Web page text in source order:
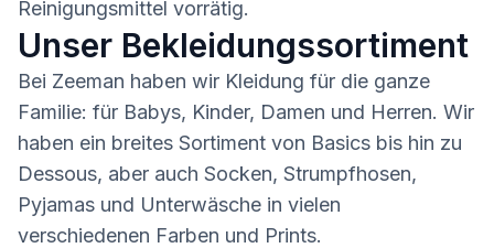
Reinigungsmittel vorrätig.
Unser Bekleidungssortiment
Bei Zeeman haben wir Kleidung für die ganze
Familie: für Babys, Kinder, Damen und Herren. Wir
haben ein breites Sortiment von Basics bis hin zu
Dessous, aber auch Socken, Strumpfhosen,
Pyjamas und Unterwäsche in vielen
verschiedenen Farben und Prints.